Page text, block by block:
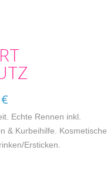
Echte Rennen inkl.
& Kurbeihilfe. Kosmetische
Ersticken.